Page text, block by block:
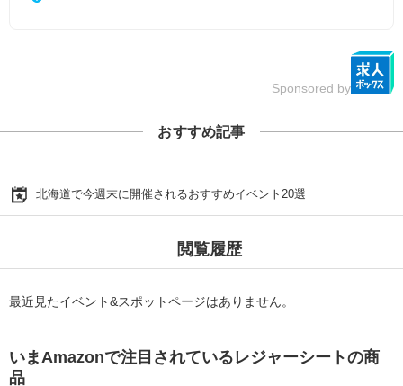
Sponsored by
おすすめ記事
北海道で今週末に開催されるおすすめイベント20選
閲覧履歴
最近見たイベント&スポットページはありません。
いまAmazonで注目されているレジャーシートの商
品